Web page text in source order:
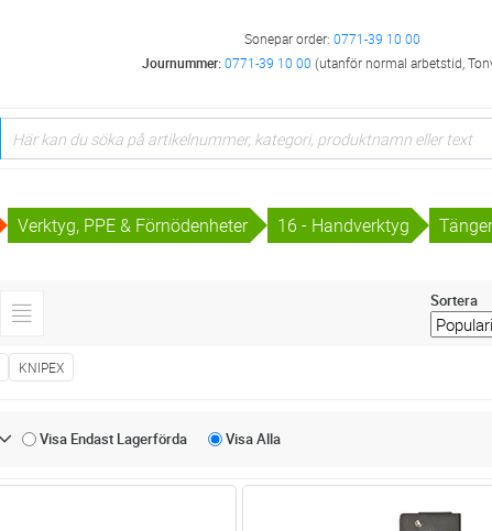
Sonepar order: 0771-39 10 00
Journummer:0771-39 10 00 (utanför normal arbetstid,
Verktyg, PPE & Förnödenheter 16 - Handverktyg
Sortera
KNIPEX
Visa Endast Lagerförda VisaAlla
Lägg i